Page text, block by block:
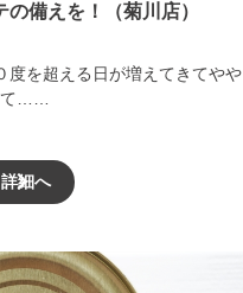
の備えを！（菊川店）
度を超える日が増えてきてやや
て……
詳細へ